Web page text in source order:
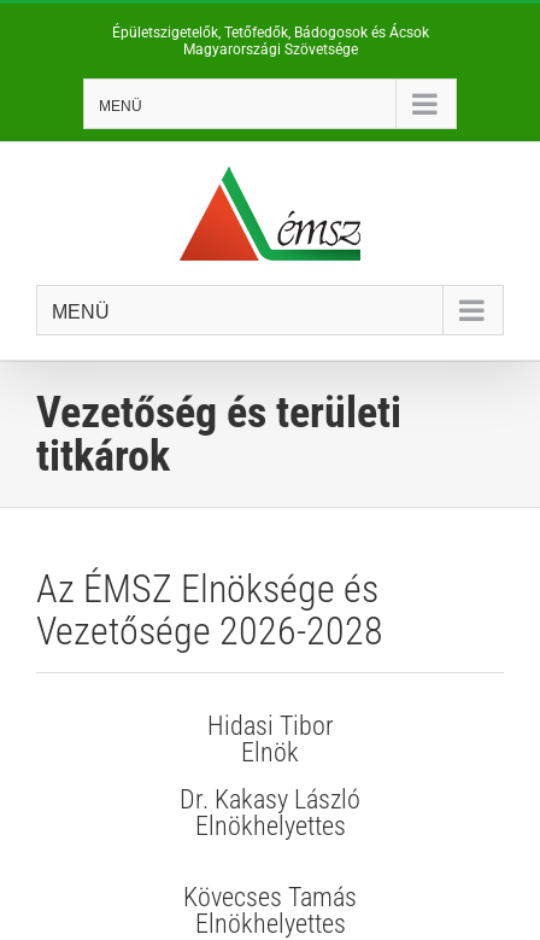
Épületszigetelők, Tetőfedők, Bádogosok és Ácsok
Magyarországi Szövetsége
MENÜ
MENÜ
Vezetőség és területi
titkárok
Az ÉMSZ Elnöksége és
Vezetősége 2026-2028
Hidasi Tibor
Elnök
Dr. Kakasy László
Elnökhelyettes
Kövecses Tamás
Elnökhelyettes